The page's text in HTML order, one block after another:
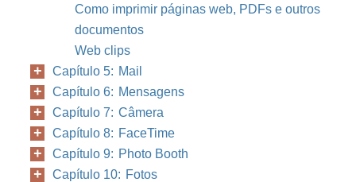
Como imprimir páginas web, PDFs e outros
documentos
Web clips
Capítulo 5: Mail
Capítulo 6: Mensagens
Capítulo 7: Câmera
Capítulo 8: FaceTime
Capítulo 9: Photo Booth
Capítulo 10: Fotos